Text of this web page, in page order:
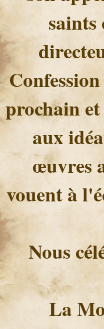
saints
prochain
aux
œuvres
vouent à
Nous
La